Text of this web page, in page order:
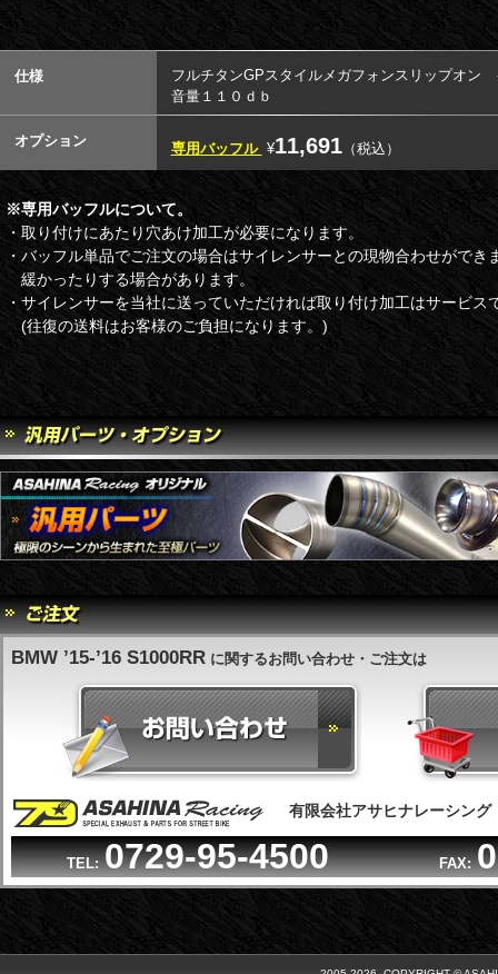
仕様
フルチタンGPスタイルメガフォンスリップオン
音量１１０ｄｂ
オプション 専用バッフル ¥11,691（税込）
※専用バッフルについて。
・取り付けにあたり穴あけ加工が必要になります。
・バッフル単品でご注文の場合はサイレンサーとの現物合わせがで
緩かったりする場合があります。
・サイレンサーを当社に送っていただければ取り付け加工はサービス
(往復の送料はお客様のご負担になります。)
BMW ’15-’16 S1000RR に関するお問い合わせ・ご注文は
有限会社アサヒナレーシング
TEL: 0729-95-4500 FAX: